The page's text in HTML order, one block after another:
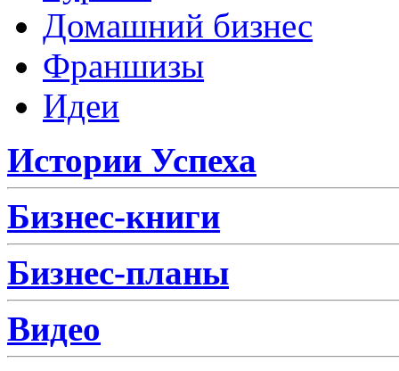
Домашний бизнес
Франшизы
Идеи
Истории Успеха
Бизнес-книги
Бизнес-планы
Видео